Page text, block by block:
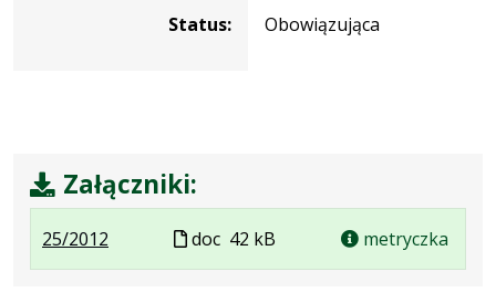
Status: Obowiązująca
Załączniki:
25/2012
Plik
Rozmiar
Plik
w
doc 42 kB metryczka